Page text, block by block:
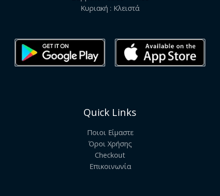
Κυριακή : Κλειστά
Quick Links
Ποιοι Είμαστε
Όροι Χρήσης
Checkout
Επικοινωνία